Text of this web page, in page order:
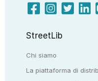
StreetLib
Chi siamo
La piattaforma di